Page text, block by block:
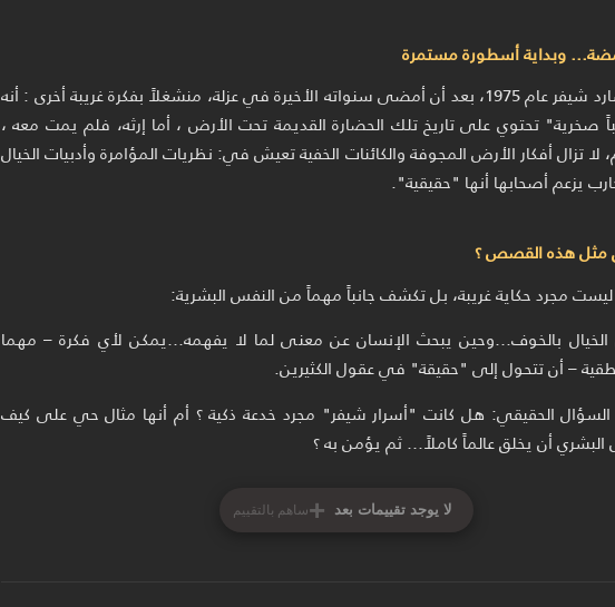
وبداية أسطورة مستمرة
توفي ريتشارد شيفر عام 1975، بعد أن أمضى سنواته الأخيرة في عزلة، منشغلاً بفكرة غريبة أخرى : أنه
صخرية" تحتوي على تاريخ تلك الحضارة القديمة تحت الأرض ، أما إرثه، فلم يمت معه ،
لا تزال أفكار الأرض المجوفة والكائنات الخفية تعيش في: نظريات المؤامرة وأدبيات الخيال
يزعم أصحابها أنها "حقيقية".
مثل هذه القصص ؟
مجرد حكاية غريبة، بل تكشف جانباً مهماً من النفس البشرية:
بالخوف…وحين يبحث الإنسان عن معنى لما لا يفهمه…يمكن لأي فكرة – مهما
– أن تتحول إلى "حقيقة" في عقول الكثيرين.
الحقيقي: هل كانت "أسرار شيفر" مجرد خدعة ذكية ؟ أم أنها مثال حي على كيف
أن يخلق عالماً كاملاً… ثم يؤمن به ؟
لا يوجد تقييمات بعد +ساهم بالتقييم